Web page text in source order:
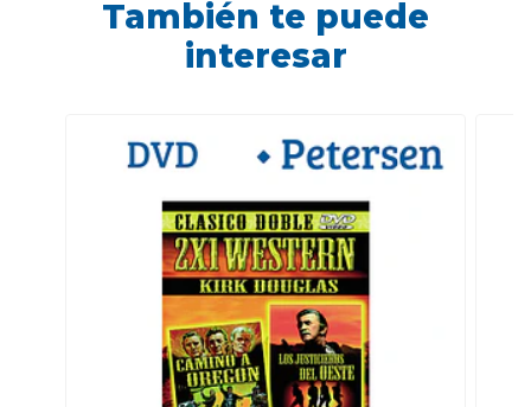
También te puede
interesar